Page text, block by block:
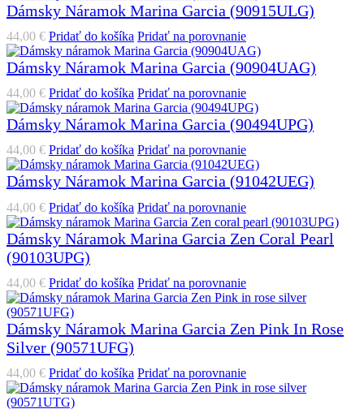
Dámsky Náramok Marina Garcia (90915ULG)
44,00 € Pridať do košíka Pridať na porovnanie
Dámsky Náramok Marina Garcia (90904UAG)
44,00 € Pridať do košíka Pridať na porovnanie
Dámsky Náramok Marina Garcia (90494UPG)
44,00 € Pridať do košíka Pridať na porovnanie
Dámsky Náramok Marina Garcia (91042UEG)
44,00 € Pridať do košíka Pridať na porovnanie
Dámsky Náramok Marina Garcia Zen Coral Pearl
(90103UPG)
44,00 € Pridať do košíka Pridať na porovnanie
Dámsky Náramok Marina Garcia Zen Pink In Rose
Silver (90571UFG)
44,00 € Pridať do košíka Pridať na porovnanie